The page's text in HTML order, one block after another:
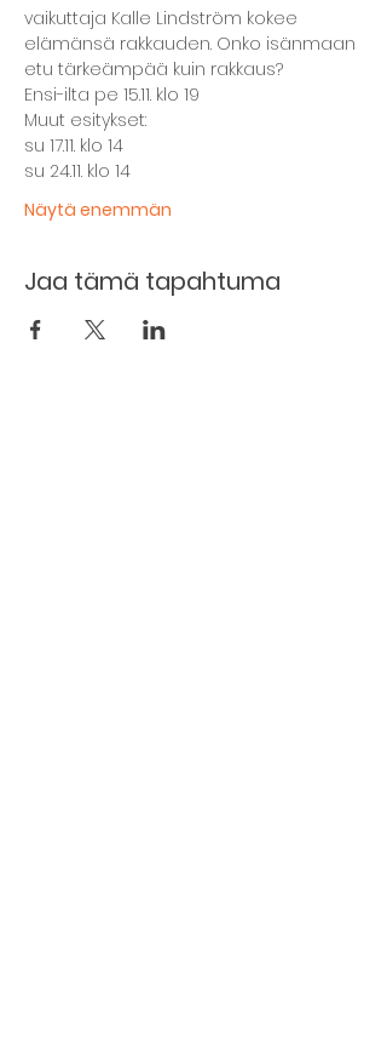
vaikuttaja Kalle Lindström kokee
elämänsä rakkauden. Onko isänmaan
etu tärkeämpää kuin rakkaus?
Ensi-ilta pe 15.11. klo 19
Muut esitykset:
su 17.11. klo 14
su 24.11. klo 14
Näytä enemmän
Jaa tämä tapahtuma